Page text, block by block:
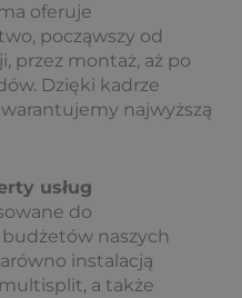
oferuje
począwszy od
przez montaż, aż po
Dzięki kadrze
najwyższą
usług
do
naszych
instalacją
a także